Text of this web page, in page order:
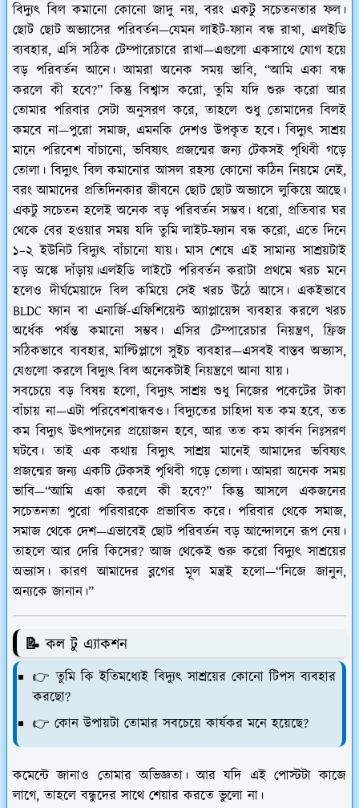
বিদ্যুৎ বিল কমানো কোনো জাদু নয়, বরং একটু সচেতনতার ফল।
ছোট ছোট অভ্যাসের পরিবর্তন—যেমন লাইট-ফ্যান বন্ধ রাখা, এলইডি
ব্যবহার, এসি সঠিক টেম্পারেচারে রাখা—এগুলো একসাথে যোগ হয়ে
বড় পরিবর্তন আনে। আমরা অনেক সময় ভাবি, “আমি একা বন্ধ
করলে কী হবে?” কিন্তু বিশ্বাস করো, তুমি যদি শুরু করো আর
তোমার পরিবার সেটা অনুসরণ করে, তাহলে শুধু তোমাদের বিলই
কমবে না—পুরো সমাজ, এমনকি দেশও উপকৃত হবে। বিদ্যুৎ সাশ্রয়
মানে পরিবেশ বাঁচানো, ভবিষ্যৎ প্রজন্মের জন্য টেকসই পৃথিবী গড়ে
তোলা। বিদ্যুৎ বিল কমানোর আসল রহস্য কোনো কঠিন নিয়মে নেই,
বরং আমাদের প্রতিদিনকার জীবনে ছোট ছোট অভ্যাসে লুকিয়ে আছে।
একটু সচেতন হলেই অনেক বড় পরিবর্তন সম্ভব। ধরো, প্রতিবার ঘর
থেকে বের হওয়ার সময় যদি তুমি লাইট-ফ্যান বন্ধ করো, এতে দিনে
১–২ ইউনিট বিদ্যুৎ বাঁচানো যায়। মাস শেষে এই সামান্য সাশ্রয়টাই
বড় অঙ্কে দাঁড়ায়।এলইডি লাইটে পরিবর্তন করাটা প্রথমে খরচ মনে
হলেও দীর্ঘমেয়াদে বিল কমিয়ে সেই খরচ উঠে আসে। একইভাবে
BLDC ফ্যান বা এনার্জি-এফিশিয়েন্ট অ্যাপ্লায়েন্স ব্যবহার করলে খরচ
অর্ধেক পর্যন্ত কমানো সম্ভব। এসির টেম্পারেচার নিয়ন্ত্রণ, ফ্রিজ
সঠিকভাবে ব্যবহার, মাল্টিপ্লাগে সুইচ ব্যবহার—এসবই বাস্তব অভ্যাস,
যেগুলো করলে বিদ্যুৎ বিল অনেকটাই নিয়ন্ত্রণে আনা যায়।
সবচেয়ে বড় বিষয় হলো, বিদ্যুৎ সাশ্রয় শুধু নিজের পকেটের টাকা
বাঁচায় না—এটা পরিবেশবান্ধবও। বিদ্যুতের চাহিদা যত কম হবে, তত
কম বিদ্যুৎ উৎপাদনের প্রয়োজন হবে, আর তত কম কার্বন নিঃসরণ
ঘটবে। তাই এক কথায় বিদ্যুৎ সাশ্রয় মানেই আমাদের ভবিষ্যৎ
প্রজন্মের জন্য একটি টেকসই পৃথিবী গড়ে তোলা। আমরা অনেক সময়
ভাবি—“আমি একা করলে কী হবে?” কিন্তু আসলে একজনের
সচেতনতা পুরো পরিবারকে প্রভাবিত করে। পরিবার থেকে সমাজ,
সমাজ থেকে দেশ—এভাবেই ছোট পরিবর্তন বড় আন্দোলনে রূপ নেয়।
তাহলে আর দেরি কিসের? আজ থেকেই শুরু করো বিদ্যুৎ সাশ্রয়ের
অভ্যাস। কারণ আমাদের ব্লগের মূল মন্ত্রই হলো—“নিজে জানুন,
অন্যকে জানান।”
📝 কল টু এ্যাকশন
👉 তুমি কি ইতিমধ্যেই বিদ্যুৎ সাশ্রয়ের কোনো টিপস ব্যবহার
করছো?
👉 কোন উপায়টা তোমার সবচেয়ে কার্যকর মনে হয়েছে?
কমেন্টে জানাও তোমার অভিজ্ঞতা। আর যদি এই পোস্টটা কাজে
লাগে, তাহলে বন্ধুদের সাথে শেয়ার করতে ভুলো না।